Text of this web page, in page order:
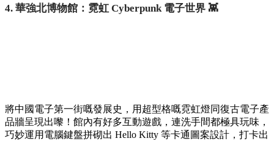
4. 華強北博物館：霓虹 Cyberpunk 電子世界 👾
將中國電子第一街嘅發展史，用超型格嘅霓虹燈同復古電子產
品牆呈現出嚟！館內有好多互動遊戲，連洗手間都極具玩味，
巧妙運用電腦鍵盤拼砌出 Hello Kitty 等卡通圖案設計，打卡出